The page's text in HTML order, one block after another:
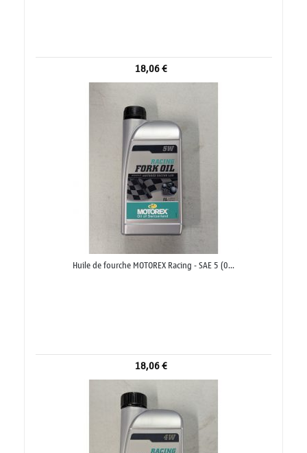
18,06 €
Huile de fourche MOTOREX Racing - SAE 5 (0...
18,06 €